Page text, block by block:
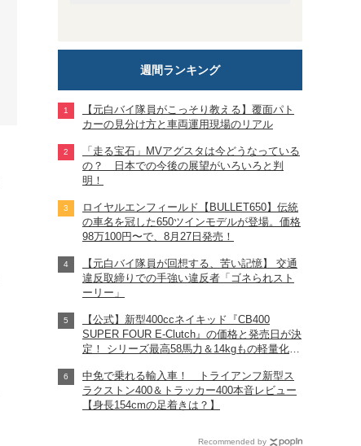
週間ランキング
【元白バイ隊員がこっそり教える】覆面パト
カーの見分け方と車両運用現場のリアル
「走る宝石」MVアグスタは今どうなっている
の？ 日本での今後の展望がいろいろと判
明！
ロイヤルエンフィールド【BULLET650】伝統
の車名を冠した650ツインモデルが登場。価格
98万100円〜で、8月27日発売！
【元白バイ隊員が回想する、苦い記憶】 交通
違反取締りでの手強い違反者「ゴネられスト
ーリー」
【公式】新型400ccネイキッド『CB400
SUPER FOUR E-Clutch』の価格と発売日が決
定！ シリーズ最高58馬力＆14kgもの軽量化!?
【Honda2026新車ニュース】
中免で乗れる輸入車！ トライアンフ新型ス
ラクストン400＆トラッカー400本音レビュー
【身長154cmの足着きは？】
Recommended by